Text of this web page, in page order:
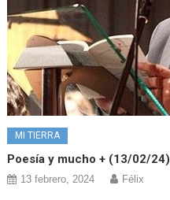
MI TIERRA
Poesía y mucho + (13/02/24)
13 febrero, 2024 Félix